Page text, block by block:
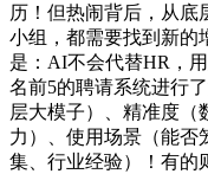
历！但热闹背后，从底
小组，都需要找到新的
是：AI不会代替HR，
名前5的聘请系统进行
层大模子）、精准度（
力）、使用场景（能否
集、行业经验）！有的